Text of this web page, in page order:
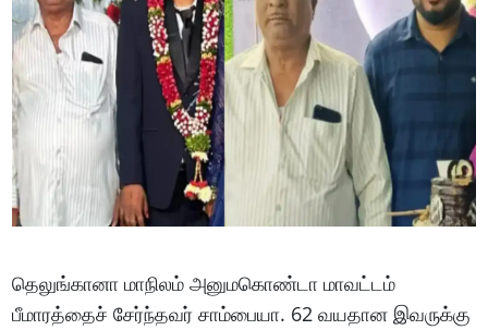
தெலுங்கானா மாநிலம் அனுமகொண்டா மாவட்டம்
பீமாரத்தைச் சேர்ந்தவர் சாம்பையா. 62 வயதான இவருக்கு